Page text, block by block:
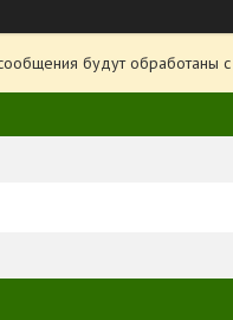
будут обработаны